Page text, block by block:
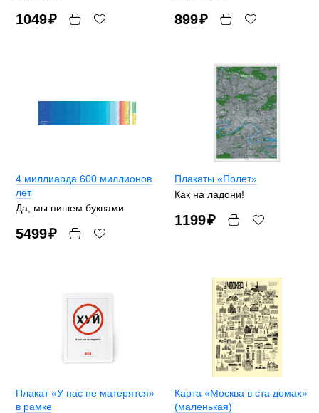
1049₽ 899₽
4 миллиарда 600 миллионов
лет
Да, мы пишем буквами
5499₽
Плакаты «Полет»
Как на ладони!
1199₽
Плакат «У нас не матерятся»
в рамке
Карта «Москва в ста домах»
(маленькая)